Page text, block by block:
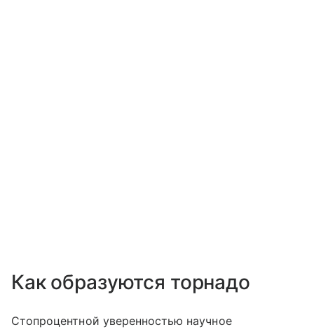
Как образуются торнадо
Стопроцентной уверенностью научное